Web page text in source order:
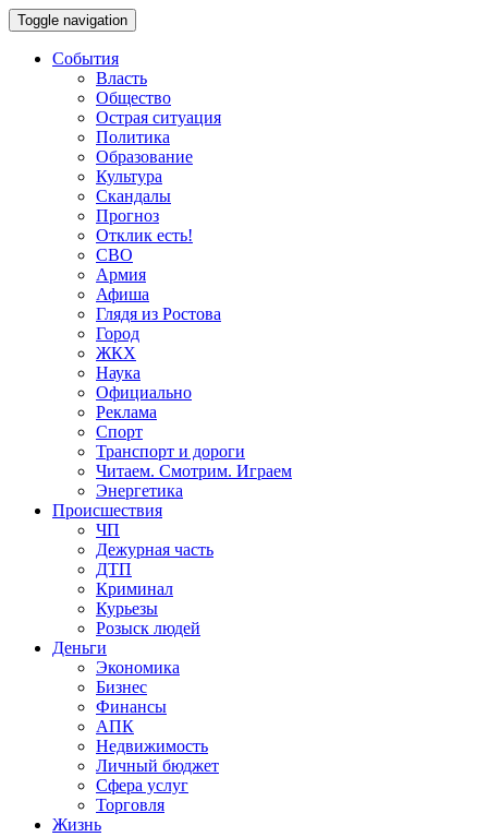
Toggle navigation
События
Власть
Общество
Острая ситуация
Политика
Образование
Культура
Скандалы
Прогноз
Отклик есть!
СВО
Армия
Афиша
Глядя из Ростова
Город
ЖКХ
Наука
Официально
Реклама
Спорт
Транспорт и дороги
Читаем. Смотрим. Играем
Энергетика
Происшествия
ЧП
Дежурная часть
ДТП
Криминал
Курьезы
Розыск людей
Деньги
Экономика
Бизнес
Финансы
АПК
Недвижимость
Личный бюджет
Сфера услуг
Торговля
Жизнь